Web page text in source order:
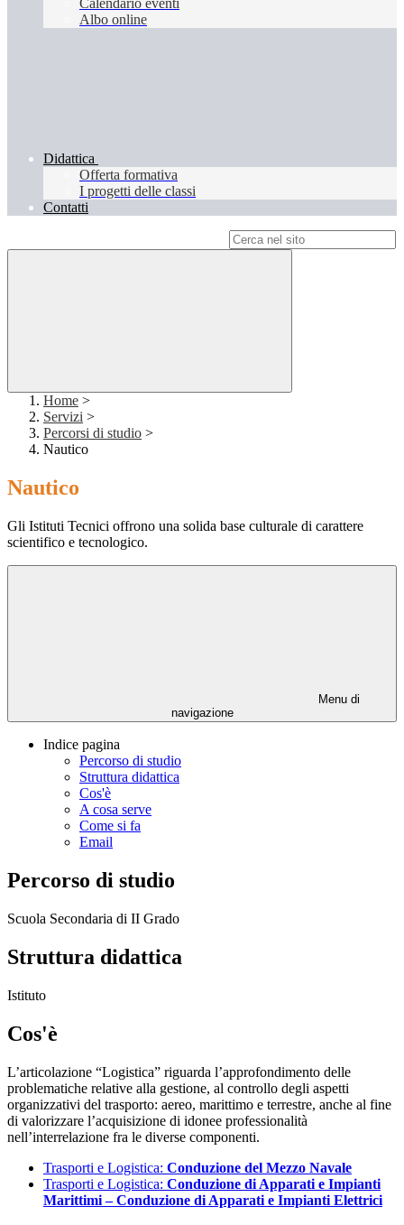
Calendario eventi
Albo online
Didattica
Offerta formativa
I progetti delle classi
Contatti
Home >
Servizi >
Percorsi di studio >
Nautico
Nautico
Gli Istituti Tecnici offrono una solida base culturale di carattere
scientifico e tecnologico.
Menu di
navigazione
Indice pagina
Percorso di studio
Struttura didattica
Cos'è
A cosa serve
Come si fa
Email
Percorso di studio
Scuola Secondaria di II Grado
Struttura didattica
Istituto
Cos'è
L’articolazione “Logistica” riguarda l’approfondimento delle
problematiche relative alla gestione, al controllo degli aspetti
organizzativi del trasporto: aereo, marittimo e terrestre, anche al fine
di valorizzare l’acquisizione di idonee professionalità
nell’interrelazione fra le diverse componenti.
Trasporti e Logistica: Conduzione del Mezzo Navale
Trasporti e Logistica: Conduzione di Apparati e Impianti
Marittimi – Conduzione di Apparati e Impianti Elettrici